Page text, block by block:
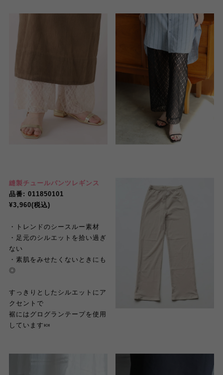
縫製チュールパンツレギンス
品番: 011850101
¥3,960(税込)
・トレンドのシースルー素材
・足元のシルエットを拾い過ぎ
ない
・素肌をみせたくないときにも
◎
すっきりとしたシルエットにア
クセントで
裾にはグログランテープを使用
しています 🍬